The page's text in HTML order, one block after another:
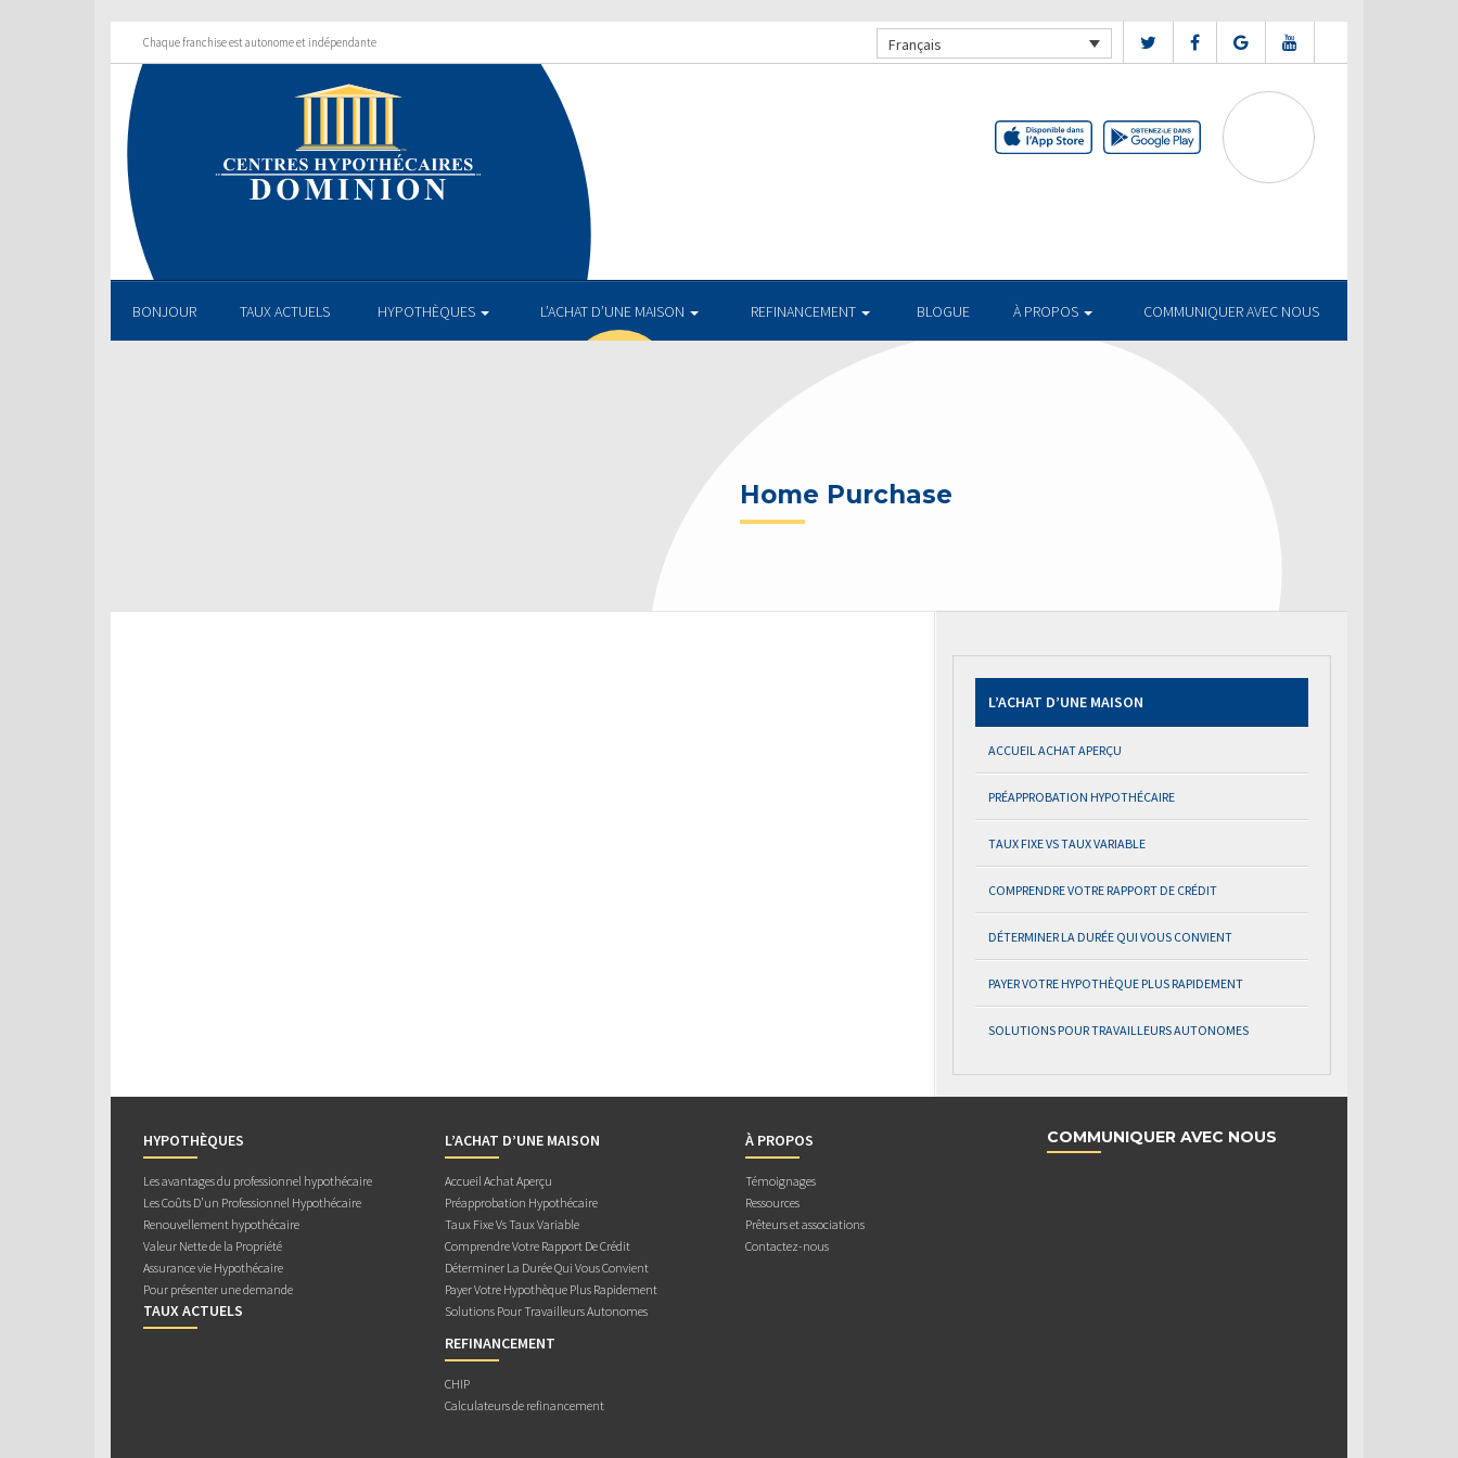
Chaque franchise est autonome et indépendante Français
BONJOUR TAUX ACTUELS HYPOTHÈQUES L’ACHAT D’UNE MAISON REFINANCEMENT BLOGUE À PROPOS COMMUNIQUER AVEC NOUS
Home Purchase
L’ACHAT D’UNE MAISON
ACCUEIL ACHAT APERÇU
PRÉAPPROBATION HYPOTHÉCAIRE
TAUX FIXE VS TAUX VARIABLE
COMPRENDRE VOTRE RAPPORT DE CRÉDIT
DÉTERMINER LA DURÉE QUI VOUS CONVIENT
PAYER VOTRE HYPOTHÈQUE PLUS RAPIDEMENT
SOLUTIONS POUR TRAVAILLEURS AUTONOMES
HYPOTHÈQUES
Les avantages du professionnel hypothécaire
Les Coûts D’un Professionnel Hypothécaire
Renouvellement hypothécaire
Valeur Nette de la Propriété
Assurance vie Hypothécaire
Pour présenter une demande
TAUX ACTUELS
L’ACHAT D’UNE MAISON
Accueil Achat Aperçu
Préapprobation Hypothécaire
Taux Fixe Vs Taux Variable
Comprendre Votre Rapport De Crédit
Déterminer La Durée Qui Vous Convient
Payer Votre Hypothèque Plus Rapidement
Solutions Pour Travailleurs Autonomes
REFINANCEMENT
CHIP
Calculateurs de refinancement
À PROPOS
Témoignages
Ressources
Prêteurs et associations
Contactez-nous
COMMUNIQUER AVEC NOUS